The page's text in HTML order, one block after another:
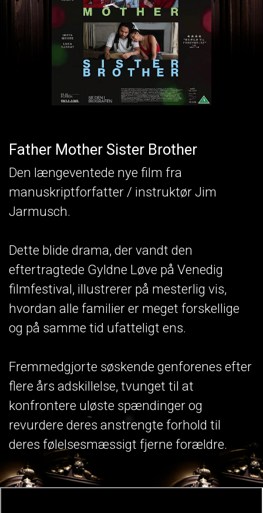
Father Mother Sister Brother
Den længeventede nye film fra
manuskriptforfatter / instruktør Jim
Jarmusch.
Dette blide drama, der vandt den
eftertragtede Gyldne Løve på Venedig
filmfestival, illustrerer på mesterlig vis,
hvordan alle familier er meget forskellige
og på samme tid ufatteligt ens.
Fremmedgjorte søskende genforenes efter
flere års adskillelse, tvunget til at
konfrontere uløste spændinger og
revurdere deres anstrengte forhold til
deres følelsesmæssigt fjerne forældre.